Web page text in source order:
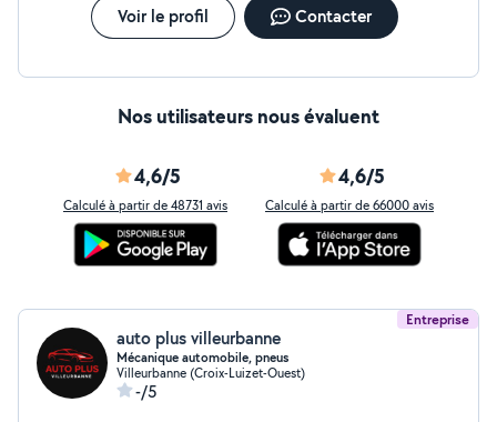
Voir le profil Contacter
Nos utilisateurs nous évaluent
4,6/5
Calculé à partir de 48731 avis
4,6/5
Calculé à partir de 66000 avis
Entreprise
auto plus villeurbanne
Mécanique automobile, pneus
Villeurbanne (Croix-Luizet-Ouest)
-/5